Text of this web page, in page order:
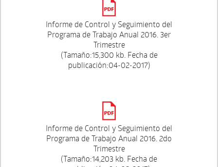
Informe de Control y Seguimiento del
Programa de Trabajo Anual 2016. 3er
Trimestre
(Tamaño:15,300 kb. Fecha de
publicación:04-02-2017)
Informe de Control y Seguimiento del
Programa de Trabajo Anual 2016. 2do
Trimestre
(Tamaño:14,203 kb. Fecha de